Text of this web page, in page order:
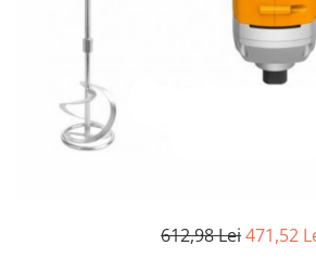
Mercedes Actros
Mercedes Actros MP2
Mercedes Actros MP3
Mercedes Actros MP4, MP5
Mercedes Actros MP6
612,98 Lei471,52